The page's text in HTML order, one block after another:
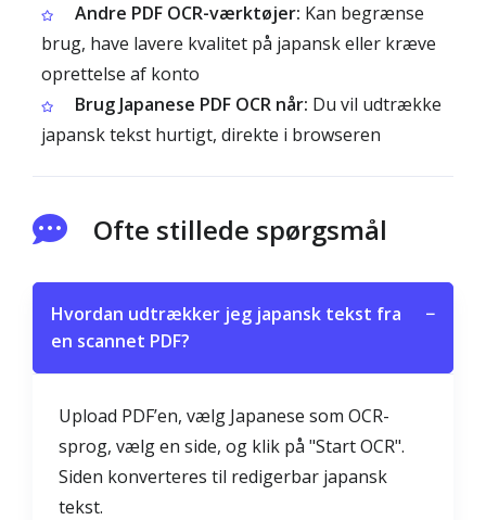
Andre PDF OCR-værktøjer: Kan begrænse
brug, have lavere kvalitet på japansk eller kræve
oprettelse af konto
Brug Japanese PDF OCR når: Du vil udtrække
japansk tekst hurtigt, direkte i browseren
Ofte stillede spørgsmål
Hvordan udtrækker jeg japansk tekst fra
en scannet PDF?
−
Upload PDF’en, vælg Japanese som OCR-
sprog, vælg en side, og klik på "Start OCR".
Siden konverteres til redigerbar japansk
tekst.